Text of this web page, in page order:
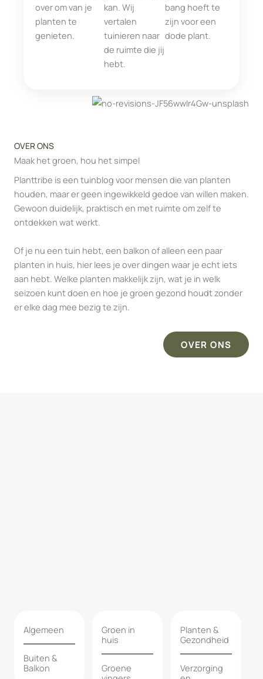
over om van je
planten te
genieten.
kan. Wij
vertalen
tuinieren naar
de ruimte die jij
hebt.
bang hoeft te
zijn voor een
dode plant.
OVER ONS
Maak het groen, hou het simpel
Planttribe is een tuinblog voor mensen die van planten
houden, maar er geen ingewikkeld gedoe van willen maken.
Gewoon duidelijk, praktisch en met ruimte om zelf te
ontdekken wat werkt.
Of je nu een tuin hebt, een balkon of alleen een paar
planten in huis, hier lees je over dingen waar je echt iets
aan hebt. Welke planten makkelijk zijn, wat je in welk
seizoen kunt doen en hoe je groen gezond houdt zonder
er elke dag mee bezig te zijn.
OVER ONS
Algemeen
Buiten &
Balkon
Groen in
huis
Groene
Planten &
Gezondheid
Verzorging